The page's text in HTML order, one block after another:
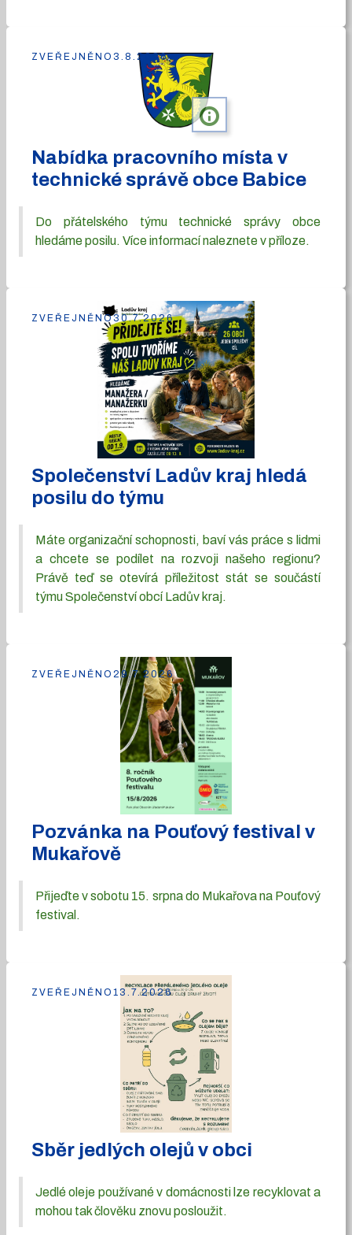
info
Nabídka pracovního místa v
technické správě obce Babice
Do přátelského týmu technické správy obce
hledáme posilu. Více informací naleznete v příloze.
ZVEŘEJNĚNO 3.8.2026
Společenství Ladův kraj hledá
posilu do týmu
Máte organizační schopnosti, baví vás práce s lidmi
a chcete se podílet na rozvoji našeho regionu?
Právě teď se otevírá příležitost stát se součástí
týmu Společenství obcí Ladův kraj.
ZVEŘEJNĚNO30.7.2026
Pozvánka na Pouťový festival v
Mukařově
Přijeďte v sobotu 15. srpna do Mukařova na Pouťový
festival.
ZVEŘEJNĚNO 29.7.2026
Sběr jedlých olejů v obci
Jedlé oleje používané v domácnosti lze recyklovat a
mohou tak člověku znovu posloužit.
ZVEŘEJNĚNO 13.7.2026